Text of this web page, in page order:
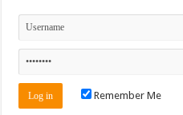
Remember Me